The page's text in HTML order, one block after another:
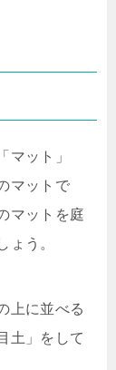
マット」
マットで
マットを庭
ょう。
上に並べる
土」をして